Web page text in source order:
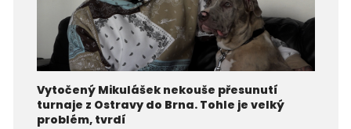
Vytočený Mikulášek nekouše přesunutí
turnaje z Ostravy do Brna. Tohle je velký
problém, tvrdí